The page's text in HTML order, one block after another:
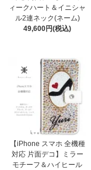
ィークハート＆イニシャ
ル2連ネック(ネーム)
49,600円(税込)
【iPhone スマホ 全機種
対応 片面デコ】ミラー
モチーフ＆ハイヒール